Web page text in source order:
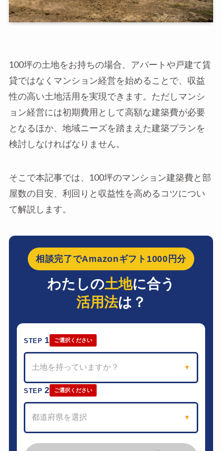
100坪の土地をお持ちの場合、アパートや戸建て賃
貸ではなくマンション経営を始めることで、収益
性の高い土地活用を実現できます。ただしマンシ
ョン経営には初期費用として高額な建築費が必要
となるほか、地域ニーズを踏まえた建築プランを
検討しなければなりません。
そこで本記事では、100坪のマンション建築費と部
屋数の目安、利回りと収益性を高めるコツについ
て解説します。
相談完了でAmazonギフト1000円分
わたしの土地に合う
活用法は？
STEP 1 ご選択ください
土地を持っていますか？ ▼
STEP2 ご選択ください
都道府県を選択 ▼